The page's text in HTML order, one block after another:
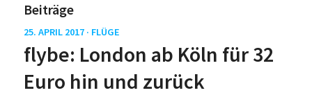
Beiträge
25. APRIL 2017 · FLÜGE
flybe: London ab Köln für 32
Euro hin und zurück